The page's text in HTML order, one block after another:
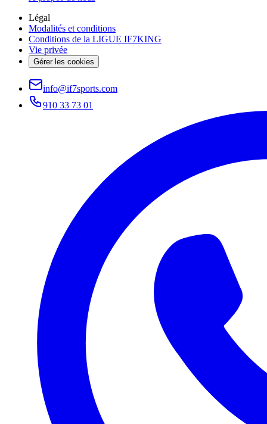
Légal
Modalités et conditions
Conditions de la LIGUE IF7KING
Vie privée
Gérer les cookies
info@if7sports.com
910 33 73 01